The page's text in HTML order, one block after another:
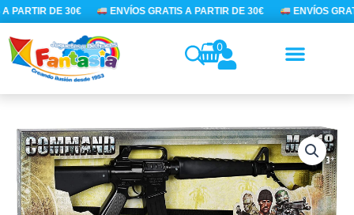
Ir
al
contenido
PARTIR DE 30€ ENVÍOS GRATIS A PARTIR DE 30€ ENVÍOS
0